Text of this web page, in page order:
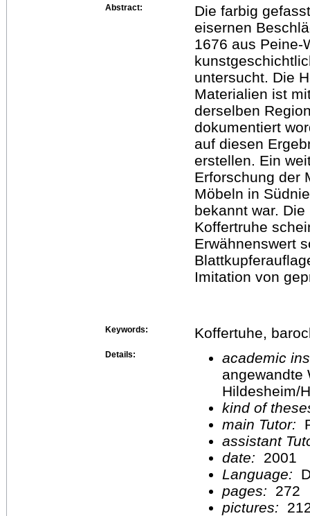
Abstract:
Die farbig
eisernen
1676 aus Peine-
untersucht. Die
Materialien ist
derselben
dokumentiert
auf diesen
erstellen. Ein
Erforschung der
Möbeln in
bekannt war.
Koffertruhe
Erwähnenswert
Imitation von
Keywords: Koffertuhe,
Details:
academic
angewandte
Hildesheim/
kind of
main Tutor:
assistant
date:
2001
Language:
pages:
272
pictures: